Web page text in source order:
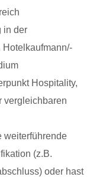
in der
Hotelkaufmann/-
Hospitality,
vergleichbaren
weiterführende
(z.B.
oder hast